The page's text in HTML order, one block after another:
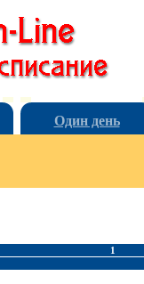
Один день
1